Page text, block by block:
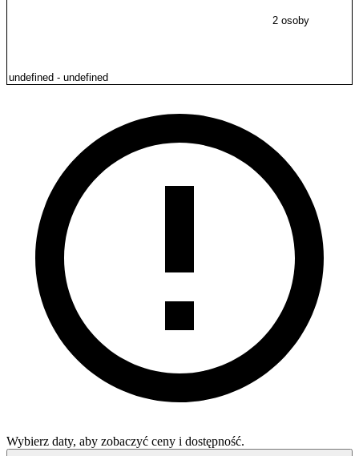
2 osoby
Wybierz daty, aby zobaczyć ceny i dostępność.